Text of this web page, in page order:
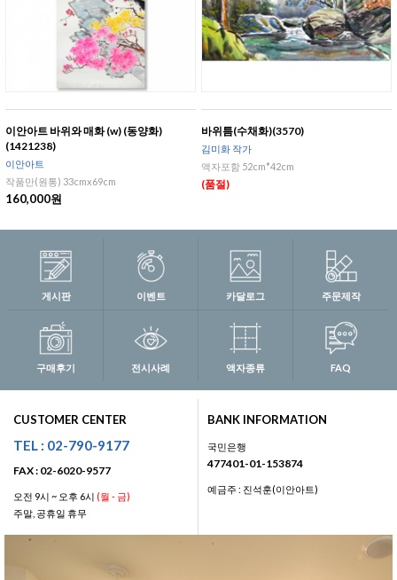
이안아트 바위와 매화 (w) (동양화)
(1421238)
이안아트
작품만(원통) 33cmx69cm
160,000원
바위틈(수채화)(3570)
김미화 작가
액자포함 52cm*42cm
(품절)
게시판 이벤트 카달로그 주문제작
구매후기 전시사례 액자종류 FAQ
CUSTOMER CENTER
TEL : 02-790-9177
FAX : 02-6020-9577
오전 9시 ~ 오후 6시 (월 - 금)
주말, 공휴일 휴무
BANK INFORMATION
국민은행
477401-01-153874
예금주 : 진석훈(이안아트)